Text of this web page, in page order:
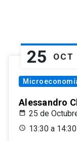
25 OCT
Alessandro
25 de
13:30 a 14:30